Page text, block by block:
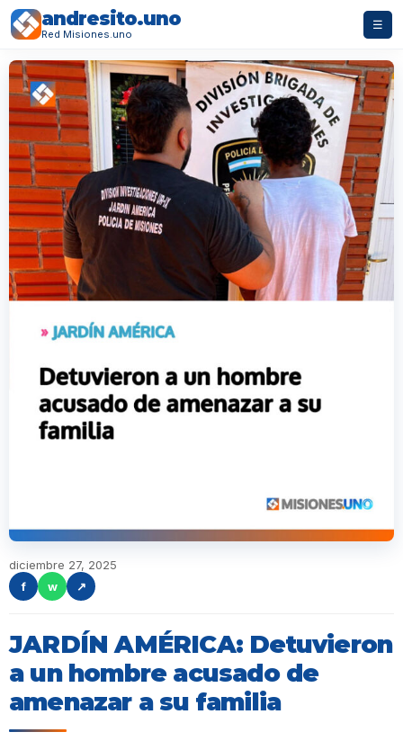
andresito.uno
Red Misiones.uno
☰
diciembre 27, 2025
f
w ↗
JARDÍN AMÉRICA: Detuvieron
a un hombre acusado de
amenazar a su familia